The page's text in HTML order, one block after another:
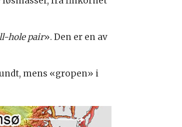
hole pair». Den er en av
mens «gropen» i